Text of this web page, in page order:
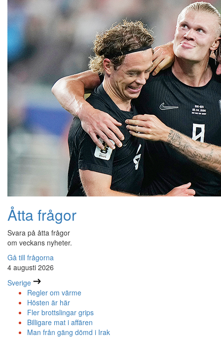
Åtta frågor
Svara på åtta frågor
om veckans nyheter.
Gå till frågorna
4 augusti 2026
Sverige
Regler om värme
Hösten är här
Fler brottslingar grips
Billigare mat i affären
Man från gäng dömd i Irak